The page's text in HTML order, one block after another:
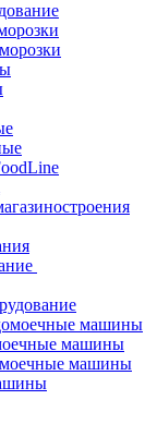
машины
машины
машины